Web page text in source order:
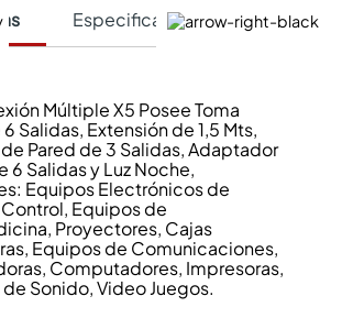
Especificaciones Técnicas
Múltiple X5 Posee Toma
Salidas, Extensión de 1,5 Mts,
Pared de 3 Salidas, Adaptador
6 Salidas y Luz Noche,
Equipos Electrónicos de
Equipos de
Proyectores, Cajas
Equipos de Comunicaciones,
Computadores, Impresoras,
de Sonido, Video Juegos.